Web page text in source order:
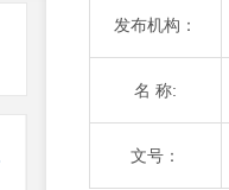
发布机构：
名 称:
文号：